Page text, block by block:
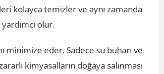
kolayca temizler ve aynı zamanda
olur.
minimize eder. Sadece su buharı ve
kimyasalların doğaya salınması